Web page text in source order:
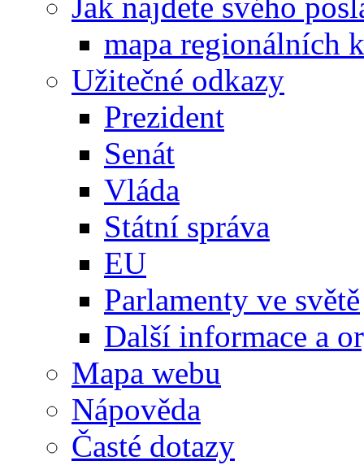
Jak najdete svého
mapa regionálních
Užitečné odkazy
Prezident
Senát
Vláda
Státní správa
EU
Parlamenty ve světě
Další informace a
Mapa webu
Nápověda
Časté dotazy